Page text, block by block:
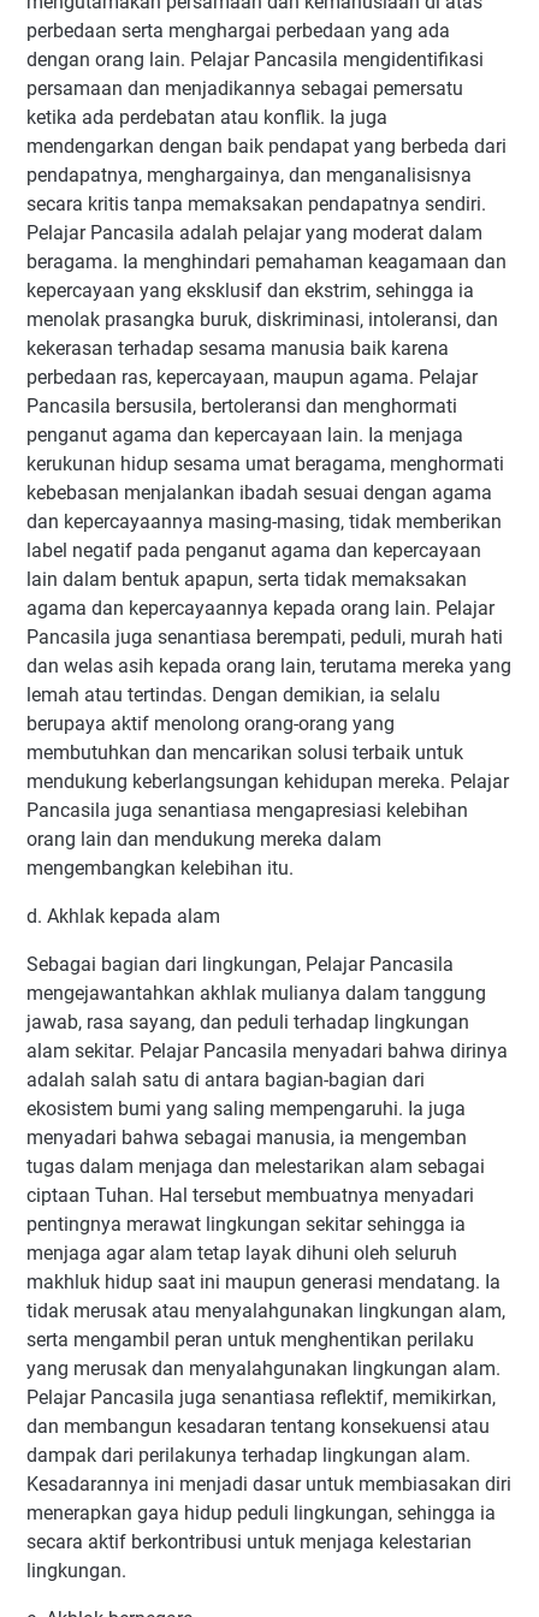
perbedaan serta menghargai perbedaan yang ada
dengan orang lain. Pelajar Pancasila mengidentifikasi
persamaan dan menjadikannya sebagai pemersatu
ketika ada perdebatan atau konflik. Ia juga
mendengarkan dengan baik pendapat yang berbeda dari
pendapatnya, menghargainya, dan menganalisisnya
secara kritis tanpa memaksakan pendapatnya sendiri.
Pelajar Pancasila adalah pelajar yang moderat dalam
beragama. Ia menghindari pemahaman keagamaan dan
kepercayaan yang eksklusif dan ekstrim, sehingga ia
menolak prasangka buruk, diskriminasi, intoleransi, dan
kekerasan terhadap sesama manusia baik karena
perbedaan ras, kepercayaan, maupun agama. Pelajar
Pancasila bersusila, bertoleransi dan menghormati
penganut agama dan kepercayaan lain. Ia menjaga
kerukunan hidup sesama umat beragama, menghormati
kebebasan menjalankan ibadah sesuai dengan agama
dan kepercayaannya masing-masing, tidak memberikan
label negatif pada penganut agama dan kepercayaan
lain dalam bentuk apapun, serta tidak memaksakan
agama dan kepercayaannya kepada orang lain. Pelajar
Pancasila juga senantiasa berempati, peduli, murah hati
dan welas asih kepada orang lain, terutama mereka yang
lemah atau tertindas. Dengan demikian, ia selalu
berupaya aktif menolong orang-orang yang
membutuhkan dan mencarikan solusi terbaik untuk
mendukung keberlangsungan kehidupan mereka. Pelajar
Pancasila juga senantiasa mengapresiasi kelebihan
orang lain dan mendukung mereka dalam
mengembangkan kelebihan itu.
d. Akhlak kepada alam
Sebagai bagian dari lingkungan, Pelajar Pancasila
mengejawantahkan akhlak mulianya dalam tanggung
jawab, rasa sayang, dan peduli terhadap lingkungan
alam sekitar. Pelajar Pancasila menyadari bahwa dirinya
adalah salah satu di antara bagian-bagian dari
ekosistem bumi yang saling mempengaruhi. Ia juga
menyadari bahwa sebagai manusia, ia mengemban
tugas dalam menjaga dan melestarikan alam sebagai
ciptaan Tuhan. Hal tersebut membuatnya menyadari
pentingnya merawat lingkungan sekitar sehingga ia
menjaga agar alam tetap layak dihuni oleh seluruh
makhluk hidup saat ini maupun generasi mendatang. Ia
tidak merusak atau menyalahgunakan lingkungan alam,
serta mengambil peran untuk menghentikan perilaku
yang merusak dan menyalahgunakan lingkungan alam.
Pelajar Pancasila juga senantiasa reflektif, memikirkan,
dan membangun kesadaran tentang konsekuensi atau
dampak dari perilakunya terhadap lingkungan alam.
Kesadarannya ini menjadi dasar untuk membiasakan diri
menerapkan gaya hidup peduli lingkungan, sehingga ia
secara aktif berkontribusi untuk menjaga kelestarian
lingkungan.